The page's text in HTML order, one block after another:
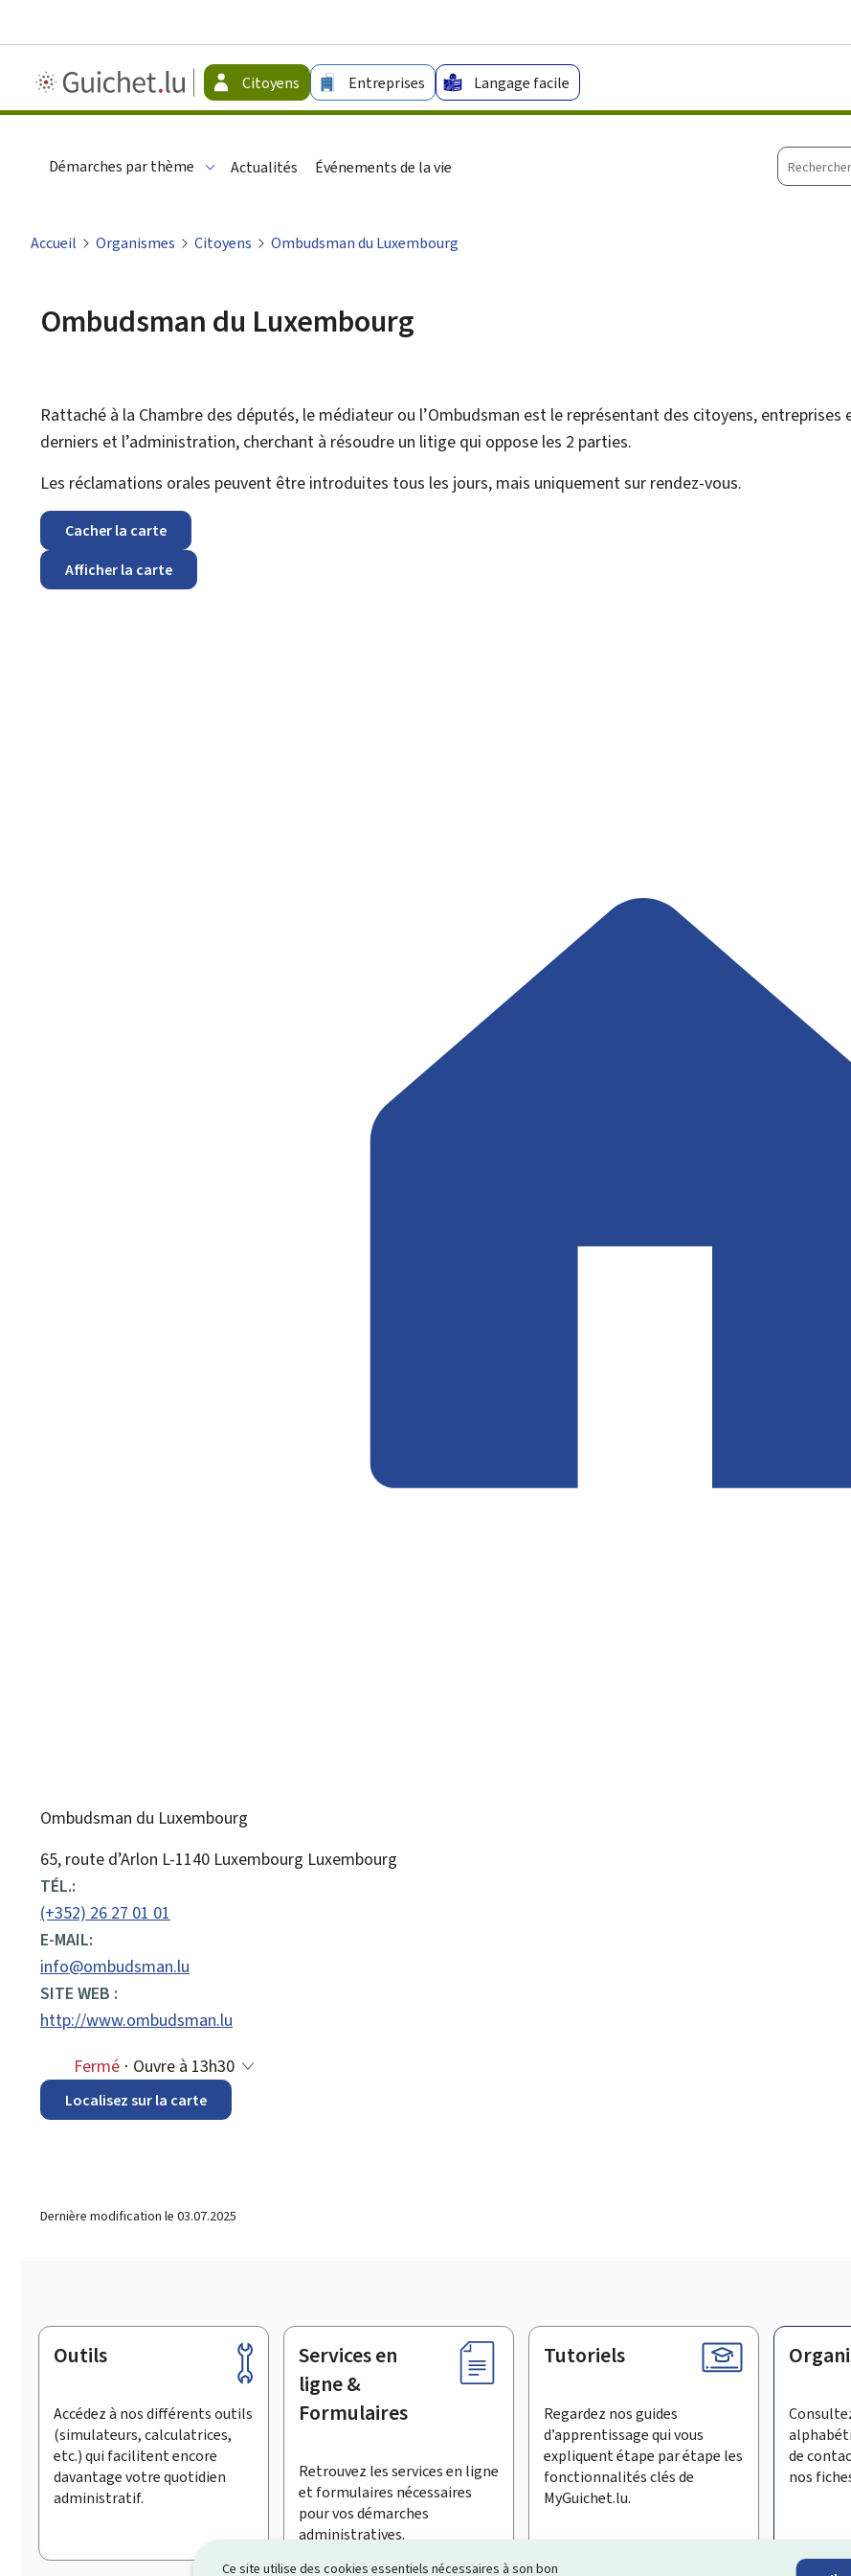
Ce site utilise des cookies essentiels nécessaires à son bon
Guichet.lu
-
Citoyens Entreprises Langage facile
Démarches par thème Actualités Événements de la vie
sur
Accueil Organismes Citoyens Ombudsman du Luxembourg
Ombudsman du Luxembourg
Rattaché à la Chambre des députés, le médiateur ou l’Ombudsman est le représentant des citoyens,
derniers et l’administration, cherchant à résoudre un litige qui oppose les 2 parties.
Les réclamations orales peuvent être introduites tous les jours, mais uniquement sur rendez-vous.
Cacher la carte
Afficher la carte
Ombudsman du Luxembourg
ADRESSE
:
65, route d’Arlon L-1140 Luxembourg Luxembourg
TÉL.:
(+352) 26 27 01 01
E-MAIL:
info@ombudsman.lu
SITE WEB :
http://www.ombudsman.lu
Fermé ⋅ Ouvre à 13h30
Localisez sur la carte
Dernière modification le 03.07.2025
Pied
page
Outils
Accédez à nos différents outils
(simulateurs, calculatrices,
etc.) qui facilitent encore
davantage votre quotidien
administratif.
Services en
ligne &
Formulaires
Retrouvez les services en ligne
et formulaires nécessaires
pour vos démarches
administratives.
Tutoriels
Regardez nos guides
d’apprentissage qui vous
expliquent étape par étape les
fonctionnalités clés de
MyGuichet.lu.
de
nos